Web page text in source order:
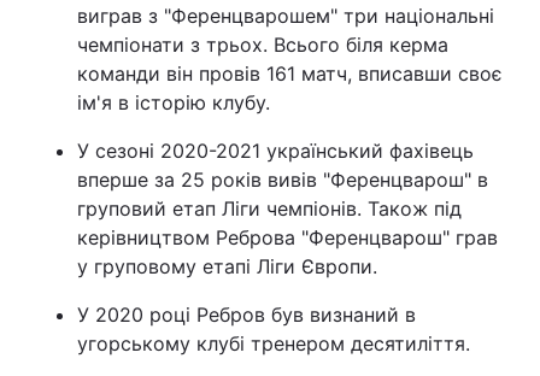
виграв з "Ференцварошем" три національні
чемпіонати з трьох. Всього біля керма
команди він провів 161 матч, вписавши своє
ім'я в історію клубу.
У сезоні 2020-2021 український фахівець
вперше за 25 років вивів "Ференцварош" в
груповий етап Ліги чемпіонів. Також під
керівництвом Реброва "Ференцварош" грав
у груповому етапі Ліги Європи.
У 2020 році Ребров був визнаний в
угорському клубі тренером десятиліття.